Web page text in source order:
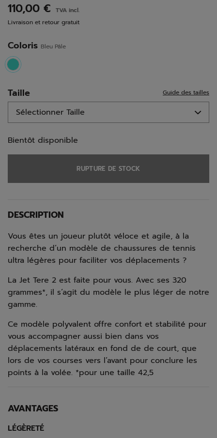
Lien
sur
la
110,00 €
TVA incl.
Livraison et retour gratuit
Coloris Bleu Pâle
selected
Taille Guide des tailles
Bientôt disponible
RUPTURE DE STOCK
DESCRIPTION
Vous êtes un joueur plutôt véloce et agile, à la
recherche d’un modèle de chaussures de tennis
ultra légères pour faciliter vos déplacements ?
La Jet Tere 2 est faite pour vous. Avec ses 320
grammes*, il s’agit du modèle le plus léger de notre
gamme.
Ce modèle polyvalent offre confort et stabilité pour
vous accompagner aussi bien dans vos
déplacements latéraux en fond de de court, que
lors de vos courses vers l’avant pour conclure les
points à la volée. *pour une taille 42,5
AVANTAGES
LÉGÈRETÉ